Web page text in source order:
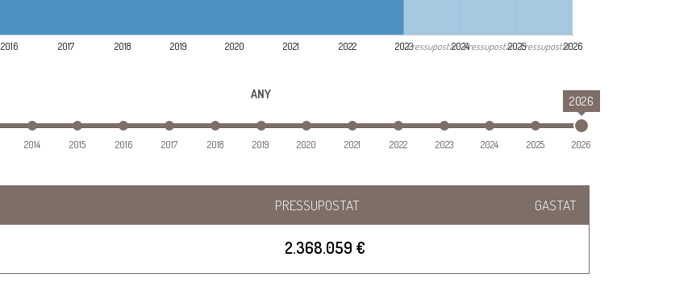
2016 2017 2018 2019 2020 2021 2022 2023 2024 2025 2026
Pressupostat Pressupostat Pressupostat
ANY 2026
2014 2015 2016 2017 2018 2019 2020 2021 2022 2023 2024 2025 2026
PRESSUPOSTAT GASTAT
2.368.059 €